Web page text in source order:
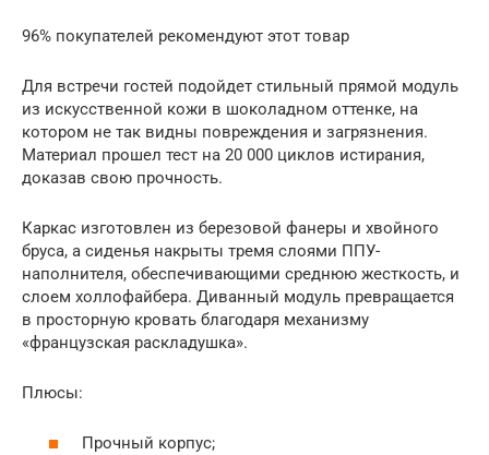
96% покупателей рекомендуют этот товар
Для встречи гостей подойдет стильный прямой модуль
из искусственной кожи в шоколадном оттенке, на
котором не так видны повреждения и загрязнения.
Материал прошел тест на 20 000 циклов истирания,
доказав свою прочность.
Каркас изготовлен из березовой фанеры и хвойного
бруса, а сиденья накрыты тремя слоями ППУ-
наполнителя, обеспечивающими среднюю жесткость, и
слоем холлофайбера. Диванный модуль превращается
в просторную кровать благодаря механизму
«французская раскладушка».
Плюсы:
Прочный корпус;